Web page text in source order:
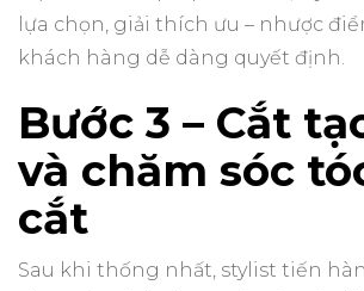
lựa chọn, giải thích ưu – nhược
khách hàng dễ dàng quyết định.
Bước 3 – Cắt
và chăm sóc
cắt
Sau khi thống nhất, stylist tiến